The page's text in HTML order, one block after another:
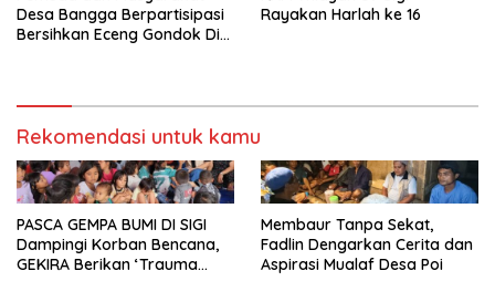
Desa Bangga Berpartisipasi
Bersihkan Eceng Gondok Di
Rayakan Harlah ke 16
Rekomendasi untuk kamu
PASCA GEMPA BUMI DI SIGI
Dampingi Korban Bencana,
GEKIRA Berikan ‘Trauma
Membaur Tanpa Sekat,
Fadlin Dengarkan Cerita dan
Aspirasi Mualaf Desa Poi